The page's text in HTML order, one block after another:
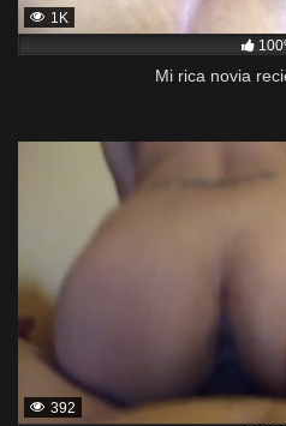
1K
Mi rica novia
392